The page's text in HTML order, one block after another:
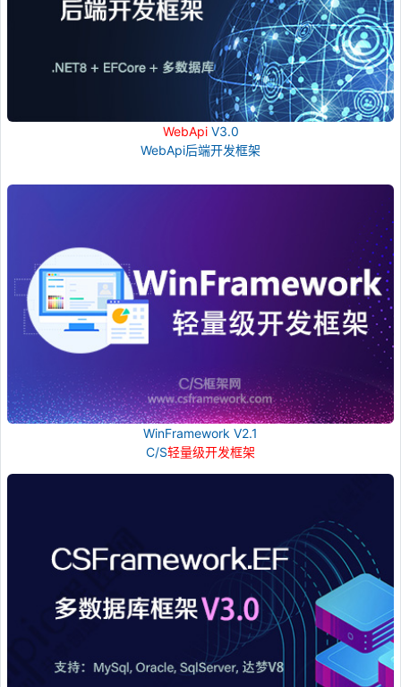
WebApiV3.0
WebApi后端开发框架
WinFramework V2.1
C/S轻量级开发框架